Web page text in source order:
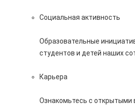
Социальная активность
Образовательные
студентов и детей наших
Карьера
Ознакомьтесь с открытыми